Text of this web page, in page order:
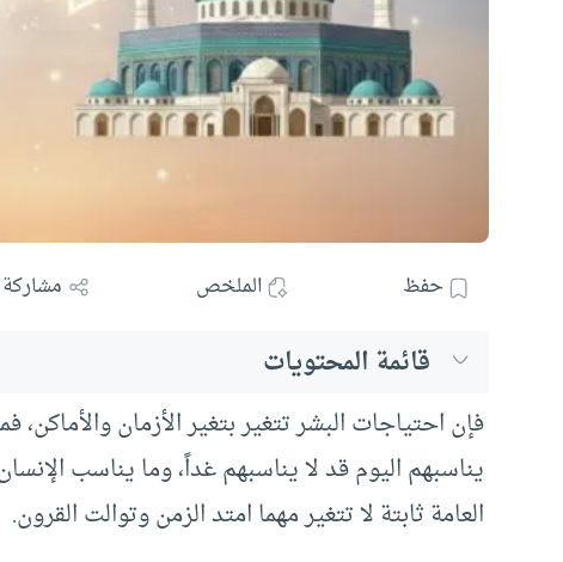
حفظ الملخص مشاركة
قائمة المحتويات
فإن احتياجات البشر تتغير بتغير الأزمان والأماكن،
يناسبهم اليوم قد لا يناسبهم غداً، وما يناسب
العامة ثابتة لا تتغير مهما امتد الزمن وتوالت القرون.